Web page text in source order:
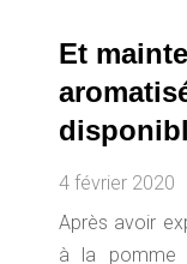
Et
4 février 2020
Après avoir
à la pomme